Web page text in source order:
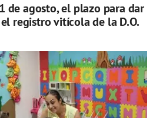
de agosto, el plazo para dar
registro vitícola de la D.O.